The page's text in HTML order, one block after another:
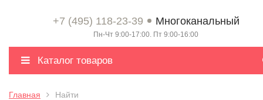
+7 (495) 118-23-39 Многоканальный
Пн-Чт 9:00-17:00. Пт 9:00-16:00
Каталог товаров
Главная Найти